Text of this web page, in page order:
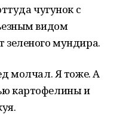
чугунок с
видом
зеленого мундира.
молчал. Я тоже. А
картофелины и